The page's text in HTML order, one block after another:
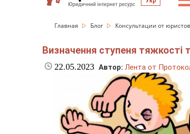
Главная Блог Консультации от юристов
Визначення ступеня тяжкості
22.05.2023 Автор: Лента от